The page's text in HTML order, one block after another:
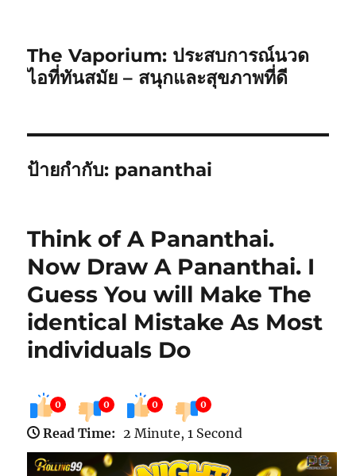
The Vaporium: ประสบการณ์นวด
ไอที่ทันสมัย – สนุกและสุขภาพที่ดี
ป้ายกำกับ: pananthai
Think of A Pananthai.
Now Draw A Pananthai. I
Guess You will Make The
identical Mistake As Most
individuals Do
0 0 0 0
Read Time: 2 Minute, 1 Second